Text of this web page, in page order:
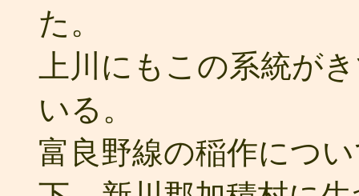
た。
上川にもこの系統が
いる。
富良野線の稲作につ